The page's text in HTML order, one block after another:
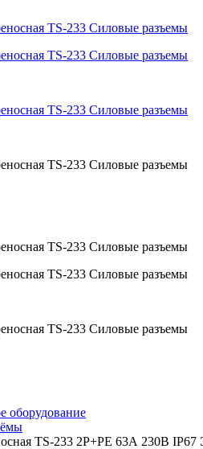
оборудование
TS-233 2P+PE 63А 230В